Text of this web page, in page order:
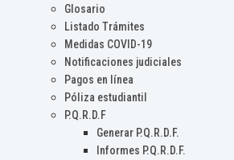
Glosario
Listado Trámites
Medidas COVID-19
Notificaciones judiciales
Pagos en línea
Póliza estudiantil
P.Q.R.D.F
Generar P.Q.R.D.F.
Informes P.Q.R.D.F.